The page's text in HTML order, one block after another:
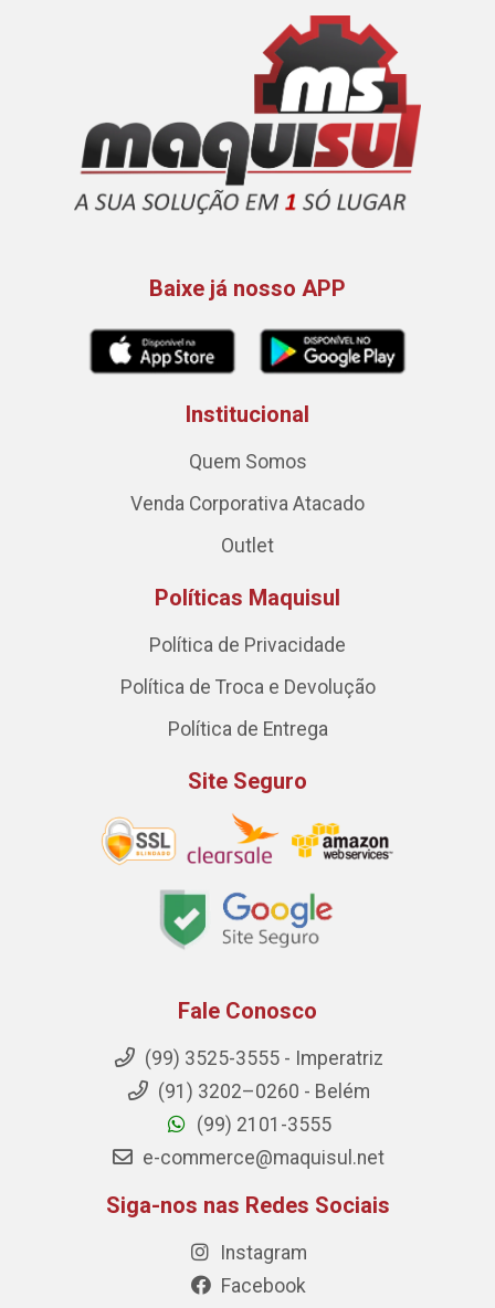
Baixe já nosso APP
Institucional
Quem Somos
Venda Corporativa Atacado
Outlet
Políticas Maquisul
Política de Privacidade
Política de Troca e Devolução
Política de Entrega
Site Seguro
Fale Conosco
(99) 3525-3555 - Imperatriz
(91) 3202–0260 - Belém
(99) 2101-3555
e-commerce@maquisul.net
Siga-nos nas Redes Sociais
Instagram
Facebook